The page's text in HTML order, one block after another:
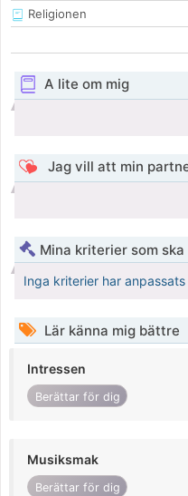
Religionen
A lite om mig
Jag vill att min
Mina kriterier som
Inga kriterier har anpassats
Lär känna mig bättre
Intressen
Berättar för dig
Musiksmak
Berättar för dig